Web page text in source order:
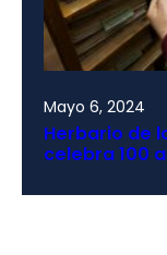
Mayo 6, 2024
Herbario de
celebra 100